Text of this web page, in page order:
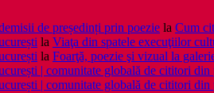
de președinți prin poezie la Cum
la Viaţa din spatele execuţiilor
la Foarţă, poezie şi vizual la
| comunitate globală de cititori
| comunitate globală de cititori